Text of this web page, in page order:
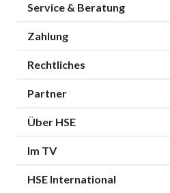
Service & Beratung
Zahlung
Rechtliches
Partner
Über HSE
Im TV
HSE International